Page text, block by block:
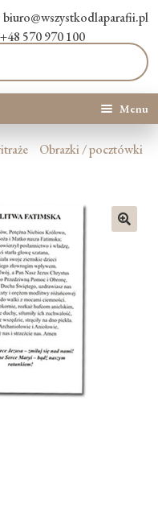
biuro@wszystkodlaparafii.pl
+48 570 970 100
Menu
Obrazki / pocztówki